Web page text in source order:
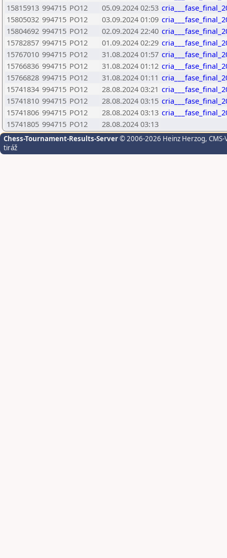
15815913 994715 PO12 05.09.2024 02:53
15805032 994715 PO12 03.09.2024 01:09
15804692 994715 PO12 02.09.2024 22:40
15782857 994715 PO12 01.09.2024 02:29
15767010 994715 PO12 31.08.2024 01:57
15766836 994715 PO12 31.08.2024 01:12
15766828 994715 PO12 31.08.2024 01:11
15741834 994715 PO12 28.08.2024 03:21
15741810 994715 PO12 28.08.2024 03:15
15741806 994715 PO12 28.08.2024 03:13
15741805 994715 PO12 28.08.2024 03:13
Chess-Tournament-Results-Server© 2006-2026 Heinz Herzog,
tiráž